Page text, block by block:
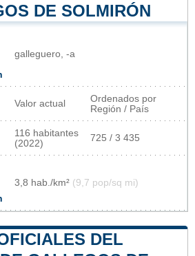
DE SOLMIRÓN
galleguero, -a
Valor actual
Ordenados por
Región / País
116 habitantes
(2022)
725 / 3 435
3,8 hab./km² (9,7 pop/sq mi)
DEL